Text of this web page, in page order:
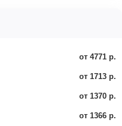
от 4771 р.
от 1713 р.
от 1370 р.
от 1366 р.